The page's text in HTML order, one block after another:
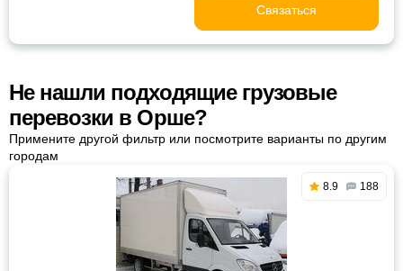
Связаться
Не нашли подходящие грузовые
перевозки в Орше?
Примените другой фильтр или посмотрите варианты по другим
городам
8.9 188